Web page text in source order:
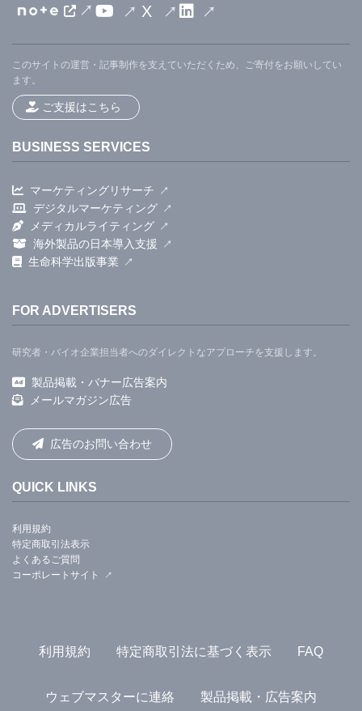
X
このサイトの運営・記事制作を支えていただくため、ご寄付をお願いしてい
ます。
ご支援はこちら
BUSINESS SERVICES
マーケティングリサーチ
デジタルマーケティング
メディカルライティング
海外製品の日本導入支援
生命科学出版事業
FOR ADVERTISERS
研究者・バイオ企業担当者へのダイレクトなアプローチを支援します。
製品掲載・バナー広告案内
メールマガジン広告
広告のお問い合わせ
QUICK LINKS
利用規約
特定商取引法表示
よくあるご質問
コーポレートサイト
利用規約 特定商取引法に基づく表示 FAQ
ウェブマスターに連絡 製品掲載・広告案内